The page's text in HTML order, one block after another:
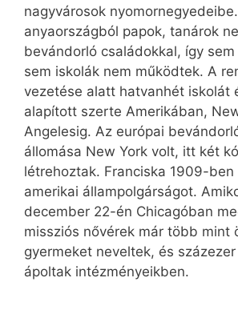
nagyvárosok
anyaországból papok, tanárok
bevándorló családokkal, így
sem iskolák nem működtek. A
vezetése alatt hatvanhét iskolát
alapított szerte Amerikában,
Angelesig. Az európai
állomása New York volt, itt két
létrehoztak. Franciska 1909-
amerikai állampolgárságot.
december 22-én Chicagóban
missziós nővérek már több mint
gyermeket neveltek, és
ápoltak intézményeikben.